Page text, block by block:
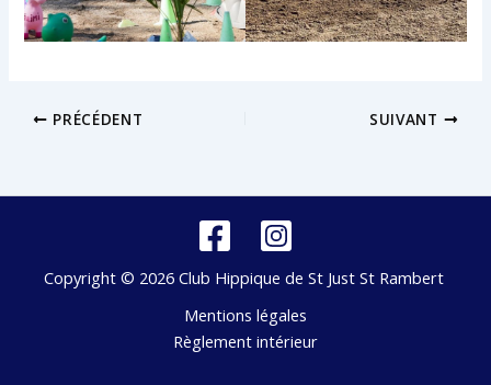
PRÉCÉDENT SUIVANT
Copyright © 2026 Club Hippique de St Just St Rambert
Mentions légales
Règlement intérieur